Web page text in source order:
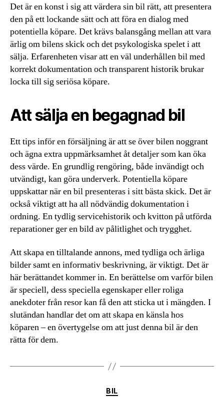
Det är en konst i sig att värdera sin bil rätt, att presentera
den på ett lockande sätt och att föra en dialog med
potentiella köpare. Det krävs balansgång mellan att vara
ärlig om bilens skick och det psykologiska spelet i att
sälja. Erfarenheten visar att en väl underhållen bil med
korrekt dokumentation och transparent historik brukar
locka till sig seriösa köpare.
Att sälja en begagnad bil
Ett tips inför en försäljning är att se över bilen noggrant
och ägna extra uppmärksamhet åt detaljer som kan öka
dess värde. En grundlig rengöring, både invändigt och
utvändigt, kan göra underverk. Potentiella köpare
uppskattar när en bil presenteras i sitt bästa skick. Det är
också viktigt att ha all nödvändig dokumentation i
ordning. En tydlig servicehistorik och kvitton på utförda
reparationer ger en bild av pålitlighet och trygghet.
Att skapa en tilltalande annons, med tydliga och ärliga
bilder samt en informativ beskrivning, är viktigt. Det är
här berättandet kommer in. En berättelse om varför bilen
är speciell, dess speciella egenskaper eller roliga
anekdoter från resor kan få den att sticka ut i mängden. I
slutändan handlar det om att skapa en känsla hos
köparen – en övertygelse om att just denna bil är den
rätta för dem.
Kategorier
BIL